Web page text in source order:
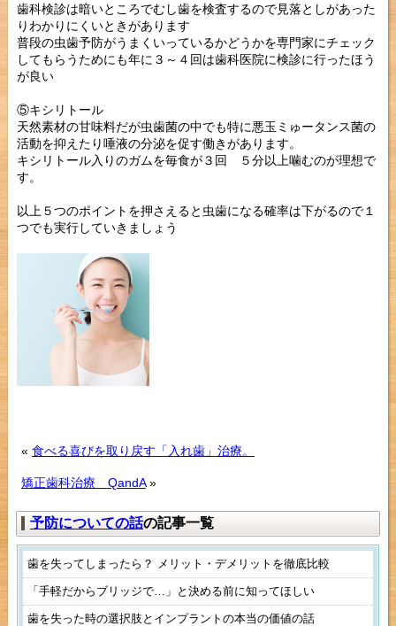
歯科検診は暗いところでむし歯を検査するので見落としがあった
りわかりにくいときがあります
普段の虫歯予防がうまくいっているかどうかを専門家にチェック
してもらうためにも年に３～４回は歯科医院に検診に行ったほう
が良い
⑤キシリトール
天然素材の甘味料だが虫歯菌の中でも特に悪玉ミゅータンス菌の
活動を抑えたり唾液の分泌を促す働きがあります。
キシリトール入りのガムを毎食が３回 ５分以上噛むのが理想で
す。
以上５つのポイントを押さえると虫歯になる確率は下がるので１
つでも実行していきましょう
« 食べる喜びを取り戻す「入れ歯」治療。
矯正歯科治療 QandA»
予防についての話の記事一覧
歯を失ってしまったら？ メリット・デメリットを徹底比較
「手軽だからブリッジで…」と決める前に知ってほしい
歯を失った時の選択肢とインプラントの本当の価値の話